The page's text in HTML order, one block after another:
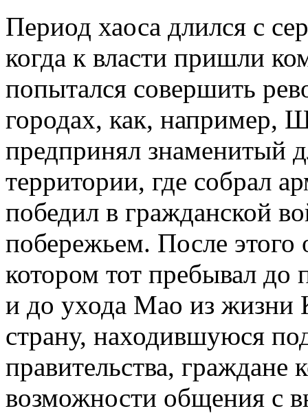
Период хаоса длился с
когда к власти пришли
попытался совершить
городах, как, например,
предпринял знаменитый
территории, где собрал
победил в гражданской
побережьем. После этого
котором тот пребывал до
и до ухода Мао из жизни
страну, находившуюся
правительства,
возможности общения с